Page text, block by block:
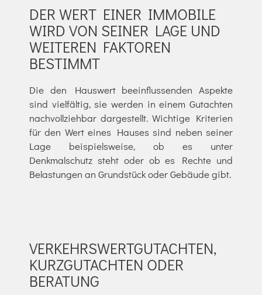
DER WERT EINER IMMOBILE
WIRD VON SEINER LAGE UND
WEITEREN FAKTOREN
BESTIMMT
Die den Hauswert beeinflussenden Aspekte
sind vielfältig, sie werden in einem Gutachten
nachvollziehbar dargestellt. Wichtige Kriterien
für den Wert eines Hauses sind neben seiner
Lage beispielsweise, ob es unter
Denkmalschutz steht oder ob es Rechte und
Belastungen an Grundstück oder Gebäude gibt.
VERKEHRSWERTGUTACHTEN,
KURZGUTACHTEN ODER
BERATUNG